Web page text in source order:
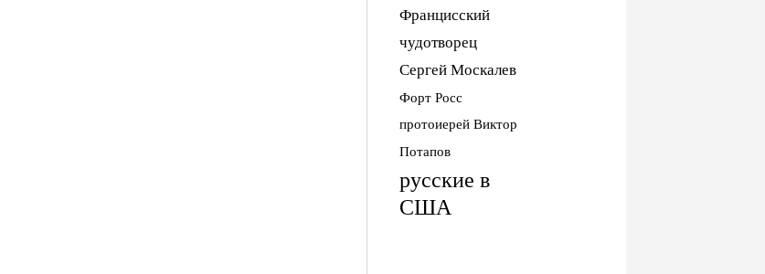
Францисский
чудотворец
Сергей Москалев
Форт Росс
протоиерей Виктор
Потапов
русские в
США